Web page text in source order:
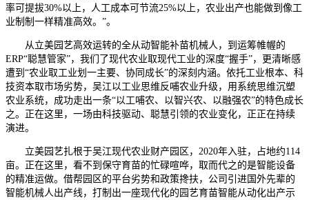
率可提拔30%以上，人工成本可节流25%以上，农业出产也能做到像工
业制制一样精准高效。”。
从立美园艺高效运转的全从动智能补苗机械人，到运筹帷幄的
ERP“聪慧管家”，我们了现代农业取现代工业的深度“握手”，更清晰感
遭到“农业取工业划一主要、协同成长”的深刻内涵。依托工业根本、科
技资本取市场劣势，吴江以工业思维反哺农业升级，用系统思维沉塑
农业系统，成功走出一条“以工哺农、以智兴农、以融强农”的特色成长
之。正在这里，一场由科技驱动、聪慧引领的农业变化，正正在持续
演进。
立美园艺扎根于吴江现代农业财产园区，2020年入驻，占地约114
亩。正在这里，看不到保守育苗的忙碌喧哗，取而代之的是智能设备
的精准运做。借帮园区的平台劣势和政策搀扶，公司引进国外先辈的
智能机械人出产线，打制出一座现代化的园艺育苗智能从动化出产示